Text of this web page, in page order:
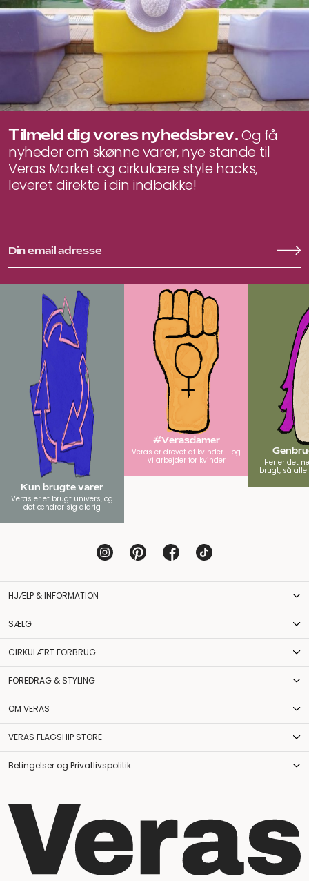
Tilmeld dig vores nyhedsbrev.Og få
nyheder om skønne varer, nye stande til
Veras Market og cirkulære style hacks,
leveret direkte i din indbakke!
Kun brugte varer
Veras er et brugt univers, og
det ændrer sig aldrig
#Verasdamer
Veras er drevet af kvinder - og
vi arbejder for kvinder
Her er det
brugt, så
HJÆLP & INFORMATION
SÆLG
CIRKULÆRT FORBRUG
FOREDRAG & STYLING
OM VERAS
VERAS FLAGSHIP STORE
Betingelser og Privatlivspolitik